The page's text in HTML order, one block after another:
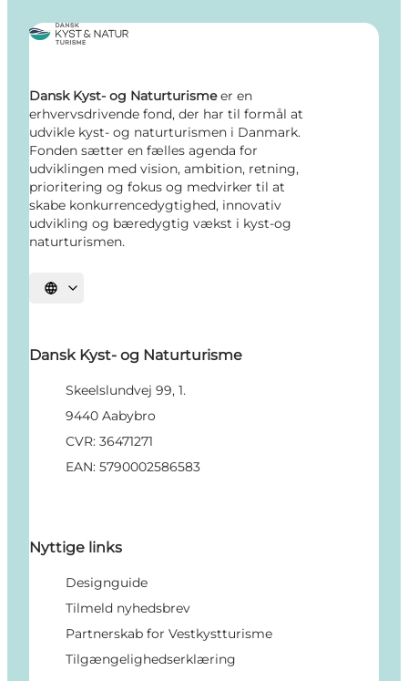
Dansk Kyst- og Naturturismeer en
erhvervsdrivende fond, der har til formål at
udvikle kyst- og naturturismen i Danmark.
Fonden sætter en fælles agenda for
udviklingen med vision, ambition, retning,
prioritering og fokus og medvirker til at
skabe konkurrencedygtighed, innovativ
udvikling og bæredygtig vækst i kyst-og
naturturismen.
Vælg sprog
Dansk Kyst- og Naturturisme
Skeelslundvej 99, 1.
9440 Aabybro
CVR: 36471271
EAN: 5790002586583
Nyttige links
Designguide
Tilmeld nyhedsbrev
Partnerskab for Vestkystturisme
Tilgængelighedserklæring